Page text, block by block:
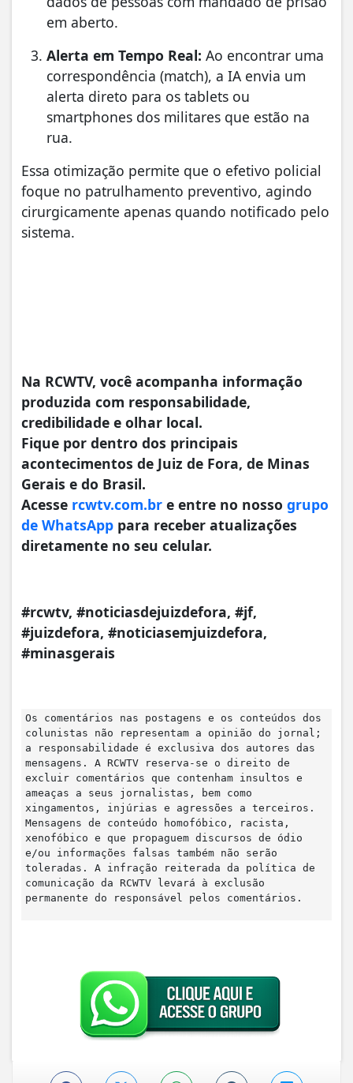
em aberto.
Alerta em Tempo Real: Ao encontrar uma
correspondência (match), a IA envia um
alerta direto para os tablets ou
smartphones dos militares que estão na
rua.
Essa otimização permite que o efetivo policial
foque no patrulhamento preventivo, agindo
cirurgicamente apenas quando notificado pelo
sistema.
Na RCWTV, você acompanha informação
produzida com responsabilidade,
credibilidade e olhar local.
Fique por dentro dos principais
acontecimentos de Juiz de Fora, de Minas
Gerais e do Brasil.
Acesse rcwtv.com.br e entre no nosso grupo
de WhatsApp para receber atualizações
diretamente no seu celular.
#rcwtv, #noticiasdejuizdefora, #jf,
#juizdefora, #noticiasemjuizdefora,
#minasgerais
Os comentários nas postagens e os conteúdos dos
colunistas não representam a opinião do jornal;
a responsabilidade é exclusiva dos autores das
mensagens. A RCWTV reserva-se o direito de
excluir comentários que contenham insultos e
ameaças a seus jornalistas, bem como
xingamentos, injúrias e agressões a terceiros.
Mensagens de conteúdo homofóbico, racista,
xenofóbico e que propaguem discursos de ódio
e/ou informações falsas também não serão
toleradas. A infração reiterada da política de
comunicação da RCWTV levará à exclusão
permanente do responsável pelos comentários.